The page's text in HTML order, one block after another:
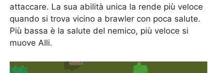
attaccare. La sua abilità unica la rende più veloce
quando si trova vicino a brawler con poca salute.
Più bassa è la salute del nemico, più veloce si
muove Alli.